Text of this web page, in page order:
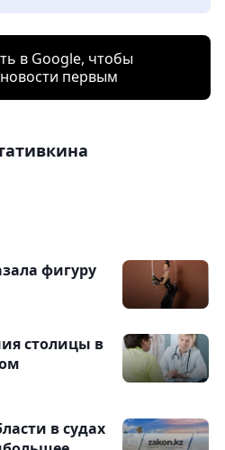
в Google, чтобы
первым
фигуру
столицы в
в судах